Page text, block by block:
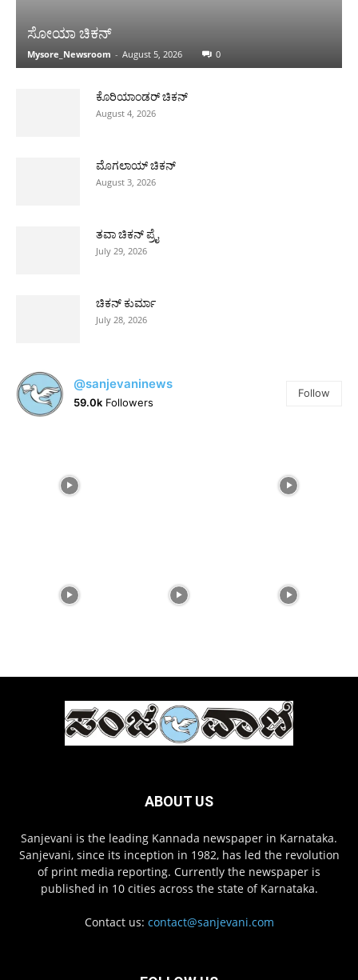
ಸೋಯಾ ಚಿಕನ್
Mysore_Newsroom - August 5, 2026 0
ಕೊರಿಯಾಂಡರ್ ಚಿಕನ್
August 4, 2026
ಮೊಗಲಾಯ್ ಚಿಕನ್
August 3, 2026
ತವಾ ಚಿಕನ್ ಪ್ರೈ
July 29, 2026
ಚಿಕನ್ ಕುರ್ಮಾ
July 28, 2026
@sanjevaninews
59.0k Followers
Follow
ABOUT US
Sanjevani is the leading Kannada newspaper in Karnataka.
Sanjevani, since its inception in 1982, has led the revolution
of print media reporting. Currently the newspaper is
published in 10 cities across the state of Karnataka.
Contact us: contact@sanjevani.com